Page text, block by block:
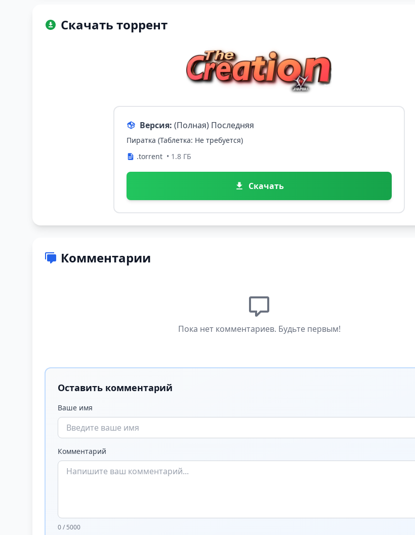
Скачать торрент
Версия: (Полная) Последняя
Пиратка (Таблетка: Не требуется)
.torrent • 1.8 ГБ
Скачать
Комментарии
Пока нет комментариев. Будьте первым!
Оставить комментарий
Ваше имя
Комментарий
0 / 5000